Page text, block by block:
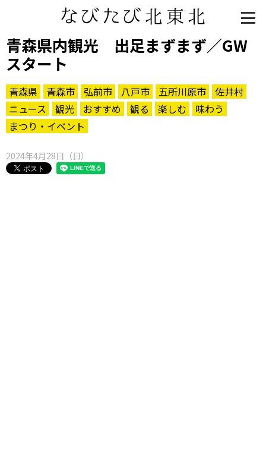
青森県内観光 出足まずまず／GW
スタート
青森県 青森市 弘前市 八戸市 五所川原市
佐井村
ニュース
観光 おすすめ 観る 楽しむ
味わう
まつり・イベント
2024年4月28日（日）
知る一覧
世界遺産
文化・歴史
パワースポット
ミステリー